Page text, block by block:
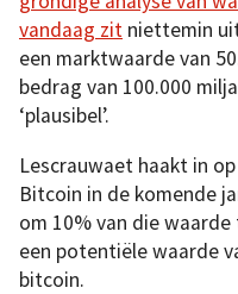
vandaag zit niettemin
een marktwaarde van
bedrag van 100.000
‘plausibel’.
Lescrauwaet haakt in
Bitcoin in de komende
om 10% van die
een potentiële waarde
bitcoin.